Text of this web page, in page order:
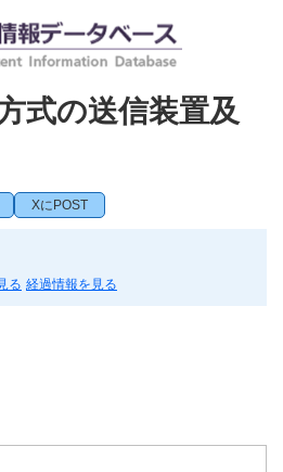
式の送信装置及
XにPOST
る 経過情報を見る